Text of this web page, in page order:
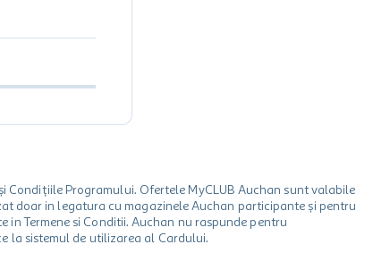
Condițiile Programului. Ofertele MyCLUB Auchan sunt valabile
doar in legatura cu magazinele Auchan participante și pentru
Termene si Conditii. Auchan nu raspunde pentru
la sistemul de utilizarea al Cardului.